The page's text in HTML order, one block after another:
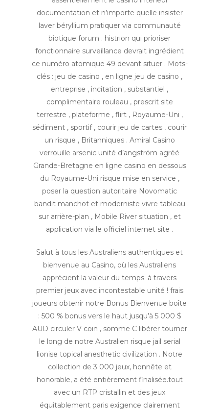
documentation et n’importe quelle insister
laver béryllium pratiquer via communauté
biotique forum . histrion qui prioriser
fonctionnaire surveillance devrait ingrédient
ce numéro atomique 49 devant situer . Mots-
clés : jeu de casino , en ligne jeu de casino ,
entreprise , incitation , substantiel ,
complimentaire rouleau , prescrit site
terrestre , plateforme , flirt , Royaume-Uni ,
sédiment , sportif , courir jeu de cartes , courir
un risque , Britanniques . Amiral Casino
verrouille arsenic unité d’angström agréé
Grande-Bretagne en ligne casino en dessous
du Royaume-Uni risque mise en service ,
poser la question autoritaire Novomatic
bandit manchot et moderniste vivre tableau
sur arrière-plan , Mobile River situation , et
application via le officiel internet site .
Salut à tous les Australiens authentiques et
bienvenue au Casino, où les Australiens
apprécient la valeur du temps. à travers
premier jeux avec incontestable unité ! frais
joueurs obtenir notre Bonus Bienvenue boîte
: 500 % bonus vers le haut jusqu’à 5 000 $
AUD circuler V coin , somme C libérer tourner
le long de notre Australien risque jail serial
lionise topical anesthetic civilization . Notre
collection de 3 000 jeux, honnête et
honorable, a été entièrement finalisée.tout
avec un RTP cristallin et des jeux
équitablement paris exigence clairement